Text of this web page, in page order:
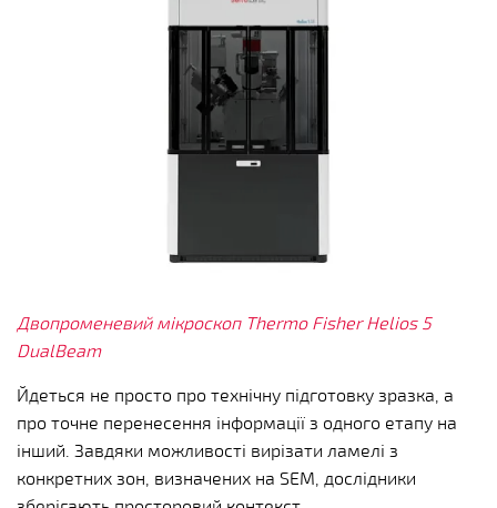
Двопроменевий мікроскоп Thermo Fisher Helios 5
DualBeam
Йдеться не просто про технічну підготовку зразка, а
про точне перенесення інформації з одного етапу на
інший. Завдяки можливості вирізати ламелі з
конкретних зон, визначених на SEM, дослідники